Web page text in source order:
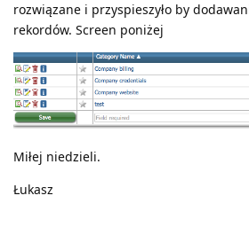
rozwiązane i przyspieszyło by
rekordów. Screen poniżej
Miłej niedzieli.
Łukasz